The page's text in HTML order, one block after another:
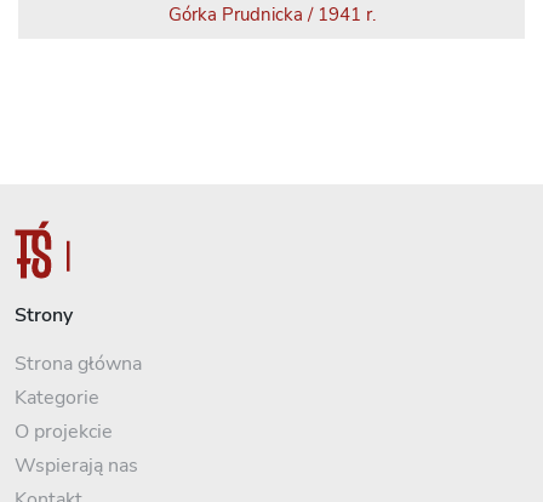
Górka Prudnicka / 1941 r.
Strony
Strona główna
Kategorie
O projekcie
Wspierają nas